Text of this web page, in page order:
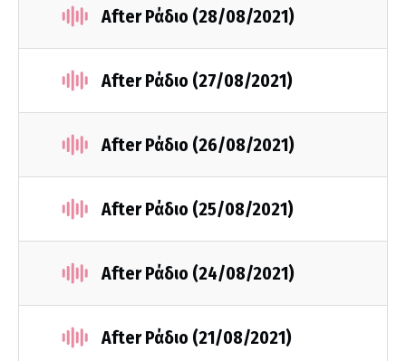
After Ράδιο (28/08/2021)
After Ράδιο (27/08/2021)
After Ράδιο (26/08/2021)
After Ράδιο (25/08/2021)
After Ράδιο (24/08/2021)
After Ράδιο (21/08/2021)